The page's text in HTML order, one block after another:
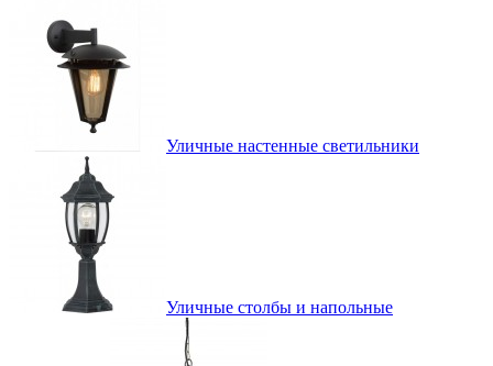
Уличные настенные светильники
Уличные столбы и напольные